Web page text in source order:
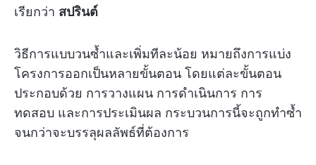
เรียกว่า สปรินต์
วิธีการแบบวนซ้ำและเพิ่มทีละน้อย หมายถึงการแบ่ง
โครงการออกเป็นหลายขั้นตอน โดยแต่ละขั้นตอน
ประกอบด้วย การวางแผน การดำเนินการ การ
ทดสอบ และการประเมินผล กระบวนการนี้จะถูกทำซ้ำ
จนกว่าจะบรรลุผลลัพธ์ที่ต้องการ